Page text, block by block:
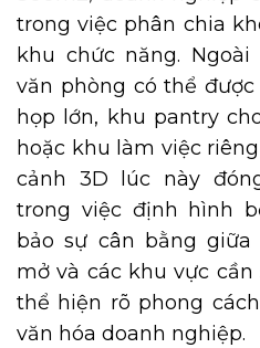
trong việc phân chia
khu chức năng.
văn phòng có thể
họp lớn, khu pantry
hoặc khu làm việc
cảnh 3D lúc này
trong việc định hình
bảo sự cân bằng
mở và các khu vực
thể hiện rõ phong
văn hóa doanh nghiệp.